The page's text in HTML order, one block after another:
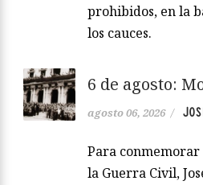
prohibidos, en la
los cauces.
6 de agosto:
agosto 06, 2026 /
Para conmemorar
la Guerra Civil,